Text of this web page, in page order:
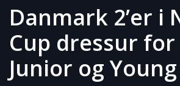
Danmark 2’er i
Cup dressur
Junior og